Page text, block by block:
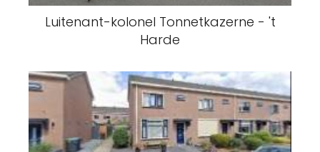
Luitenant-kolonel Tonnetkazerne - 't
Harde